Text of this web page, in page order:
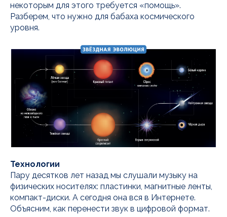
некоторым для этого требуется «помощь».
Разберем, что нужно для бабаха космического
уровня.
Технологии
Пару десятков лет назад мы слушали музыку на
физических носителях: пластинки, магнитные ленты,
компакт-диски. А сегодня она вся в Интернете.
Объясним, как перенести звук в цифровой формат.